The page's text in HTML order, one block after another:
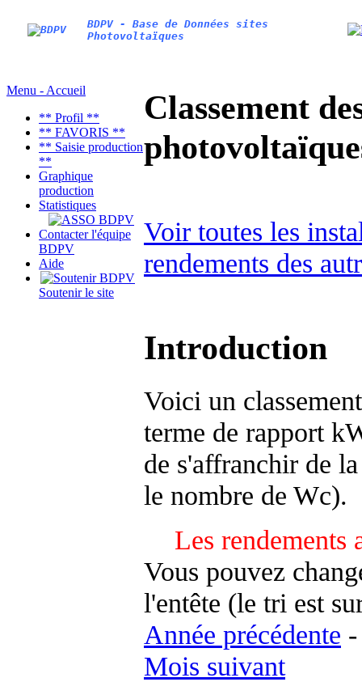
BDPV - Base de Données sites
Photovoltaïques
Menu - Accueil
** Profil **
** FAVORIS **
** Saisie production
**
Graphique
production
Statistiques
Contacter l'équipe
BDPV
Aide
Soutenir le site
Classement
Voir toutes les
rendements des
Introduction
Voici un
terme de rapport
de s'affranchir de
le nombre de Wc).
Les rendements
Vous pouvez
l'entête (le tri est
Année précédente -
Mois suivant